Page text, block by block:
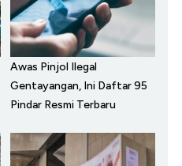
Awas Pinjol Ilegal
Gentayangan, Ini Daftar 95
Pindar Resmi Terbaru